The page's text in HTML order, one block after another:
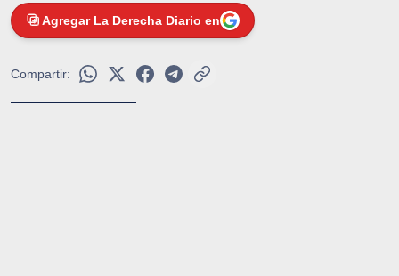
Agregar La Derecha Diario en
Compartir: